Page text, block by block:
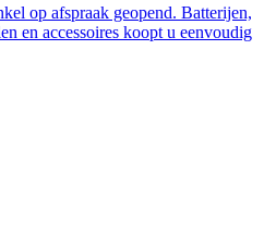
op afspraak geopend. Batterijen,
en accessoires koopt u eenvoudig